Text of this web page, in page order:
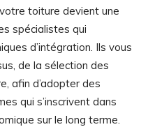
toiture devient une
spécialistes qui
d’intégration. Ils vous
de la sélection des
afin d’adopter des
qui s’inscrivent dans
sur le long terme.